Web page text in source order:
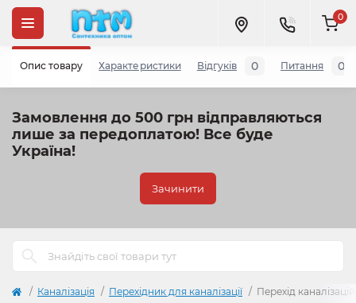
Замовлення до 500 грн відправляються
лише за передоплатою! Все буде
Україна!
Зачинити
0
Каналізація Перехідник для каналізації Перехід
Опис товару Характеристики Відгуків 0 Питання 0